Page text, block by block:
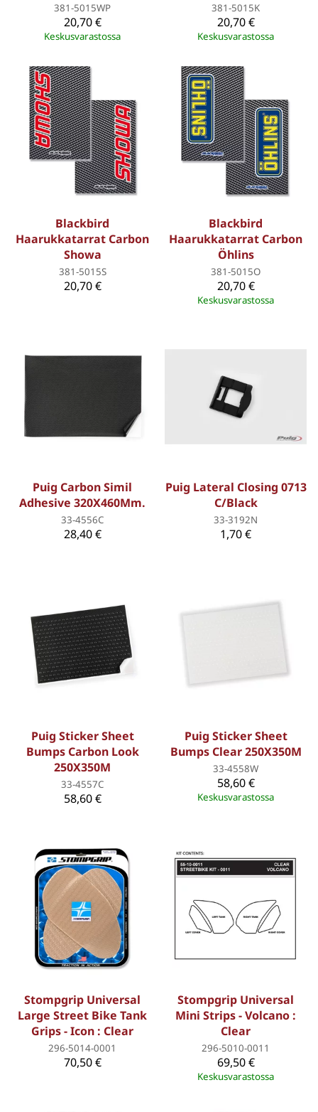
381-5015WP
20,70 €
Keskusvarastossa
381-5015K
20,70 €
Keskusvarastossa
Blackbird
Haarukkatarrat Carbon
Showa
381-5015S
20,70 €
Blackbird
Haarukkatarrat Carbon
Öhlins
381-5015O
20,70 €
Keskusvarastossa
Puig Carbon Simil
Adhesive 320X460Mm.
33-4556C
28,40 €
Puig Lateral Closing 0713
C/Black
33-3192N
1,70 €
Puig Sticker Sheet
Bumps Carbon Look
250X350M
33-4557C
58,60 €
Puig Sticker Sheet
Bumps Clear 250X350M
33-4558W
58,60 €
Keskusvarastossa
Stompgrip Universal
Large Street Bike Tank
Grips - Icon : Clear
296-5014-0001
70,50 €
Stompgrip Universal
Mini Strips - Volcano :
Clear
296-5010-0011
69,50 €
Keskusvarastossa